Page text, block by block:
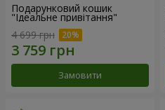
Подарунковий кошик
"Ідеальне привітання"
4 699 грн
Замовити